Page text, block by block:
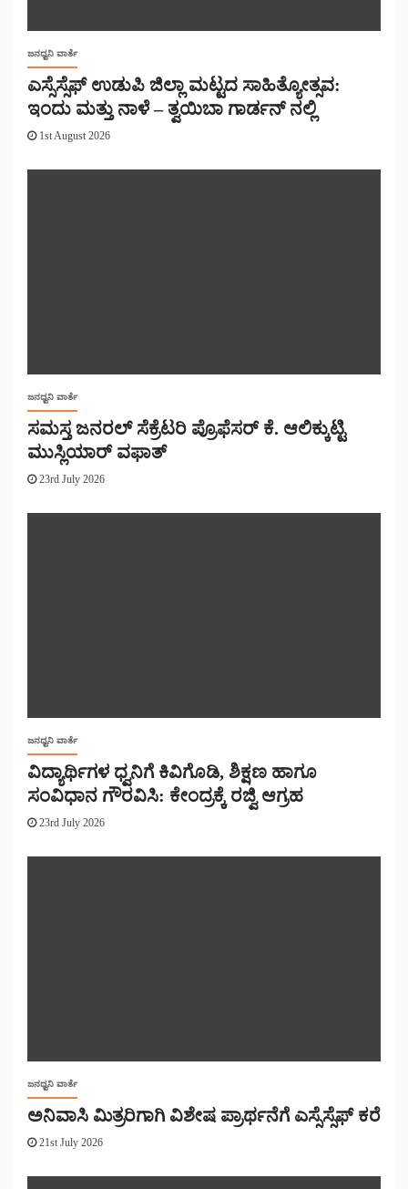
ಜನಧ್ವನಿ ವಾರ್ತೆ
ಎಸ್ಸೆಸ್ಸೆಫ್ ಉಡುಪಿ ಜಿಲ್ಲಾ ಮಟ್ಟದ ಸಾಹಿತ್ಯೋತ್ಸವ:
ಇಂದು ಮತ್ತು ನಾಳೆ – ತ್ವಯಿಬಾ ಗಾರ್ಡನ್ ನಲ್ಲಿ
1st August 2026
ಜನಧ್ವನಿ ವಾರ್ತೆ
ಸಮಸ್ತ ಜನರಲ್ ಸೆಕ್ರೆಟರಿ ಪ್ರೊಫೆಸರ್ ಕೆ. ಆಲಿಕ್ಕುಟ್ಟಿ
ಮುಸ್ಲಿಯಾರ್ ವಫಾತ್
23rd July 2026
ಜನಧ್ವನಿ ವಾರ್ತೆ
ವಿದ್ಯಾರ್ಥಿಗಳ ಧ್ವನಿಗೆ ಕಿವಿಗೊಡಿ, ಶಿಕ್ಷಣ ಹಾಗೂ
ಸಂವಿಧಾನ ಗೌರವಿಸಿ: ಕೇಂದ್ರಕ್ಕೆ ರಜ್ವಿ ಆಗ್ರಹ
23rd July 2026
ಜನಧ್ವನಿ ವಾರ್ತೆ
ಅನಿವಾಸಿ ಮಿತ್ರರಿಗಾಗಿ ವಿಶೇಷ ಪ್ರಾರ್ಥನೆಗೆ ಎಸ್ಸೆಸ್ಸೆಫ್ ಕರೆ
21st July 2026